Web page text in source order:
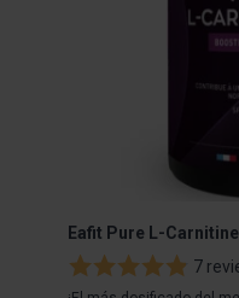
Eafit Pure L-
7